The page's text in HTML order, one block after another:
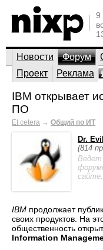
9
Новости Форум
Проект
Реклама
IBM открывает
ПО
Et cetera → Общий по ИТ
Dr. Evil
(814
Ведет
сайте.
IBM продолжает
своих продуктов. На
общественность
Information